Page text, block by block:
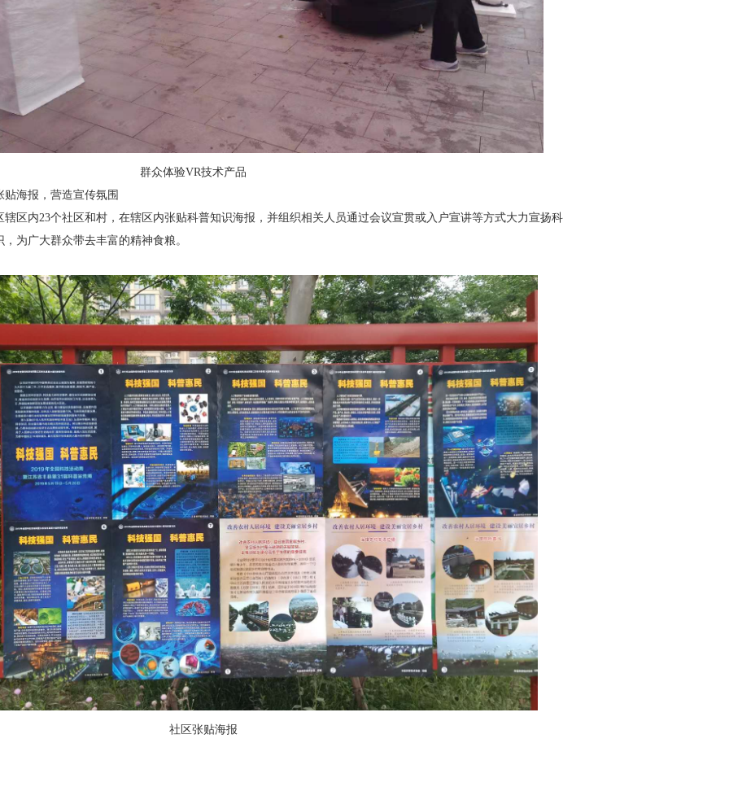
群众体验VR技术产品
贴海报，营造宣传氛围
辖区内23个社区和村，在辖区内张贴科普知识海报，并组织相关人员通过会议宣贯或入户宣讲等方式大力宣扬科
，为广大群众带去丰富的精神食粮。
社区张贴海报